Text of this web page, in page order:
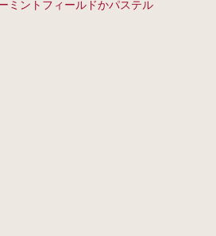
ミントフィールドかパステル